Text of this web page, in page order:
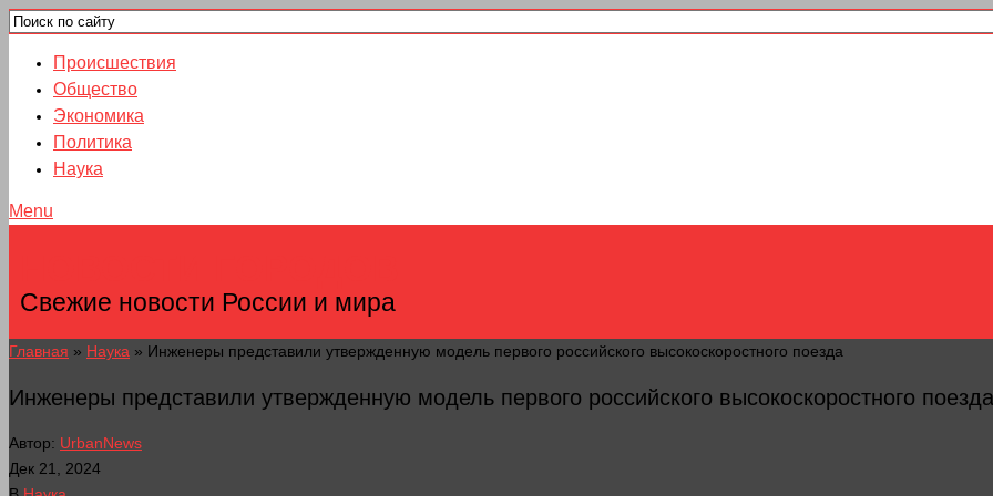
Происшествия
Общество
Экономика
Политика
Наука
Menu
Свежие новости России и мира
Главная » Наука » Инженеры представили утвержденную модель первого российского высокоскоростного поезда
Инженеры представили утвержденную модель первого российского высокоскоростного поезда
Автор: UrbanNews
Дек 21, 2024